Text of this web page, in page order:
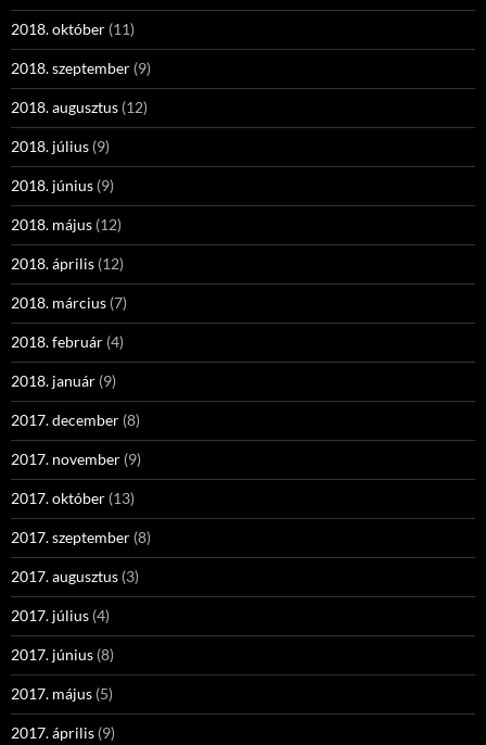
2018. október (11)
2018. szeptember (9)
2018. augusztus (12)
2018. július (9)
2018. június (9)
2018. május (12)
2018. április (12)
2018. március (7)
2018. február (4)
2018. január (9)
2017. december (8)
2017. november (9)
2017. október (13)
2017. szeptember (8)
2017. augusztus (3)
2017. július (4)
2017. június (8)
2017. május (5)
2017. április (9)